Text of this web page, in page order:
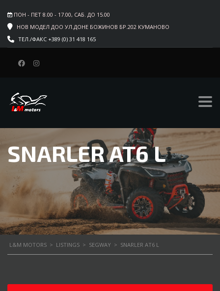
ПОН - ПЕТ 8.00 - 17.00, САБ. ДО 15.00
НОВ МОДЕЛ ДОО УЛ.ДОНЕ БОЖИНОВ БР.202 КУМАНОВО
ТЕЛ./ФАКС +389 (0) 31 418 165
SNARLER AT6 L
L&M MOTORS > LISTINGS > SEGWAY > SNARLER AT6 L